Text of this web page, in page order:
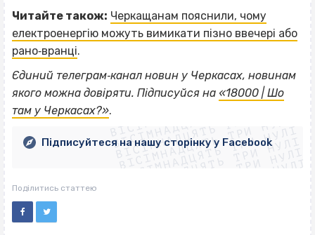
Читайте також: Черкащанам пояснили, чому
електроенергію можуть вимикати пізно ввечері або
рано‐вранці.
Єдиний телеграм‐канал новин у Черкасах, новинам
якого можна довіряти. Підписуйся на «18000 | Шо
там у Черкасах?».
ВІСІМНАДЦЯТЬ ТРИ НУЛІ
ВІСІМНАДЦЯТЬ ТРИ НУЛІ
ВІСІМНАДЦЯТЬ ТРИ НУЛІ
ВІСІМНАДЦЯТЬ ТРИ НУЛІ
ВІСІМНАДЦЯТЬ ТРИ НУЛІ
ВІСІМНАДЦЯТЬ ТРИ НУЛІ
ВІСІМНАДЦЯТЬ ТРИ НУЛІ
ВІСІМНАДЦЯТЬ ТРИ НУЛІ
Підписуйтеся на нашу сторінку у Facebook
Поділитись статтею